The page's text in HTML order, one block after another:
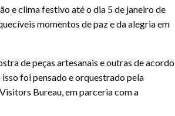
e clima festivo até o dia 5 de janeiro de
momentos de paz e da alegria em
de peças artesanais e outras de acordo
foi pensado e orquestrado pela
Bureau, em parceria com a